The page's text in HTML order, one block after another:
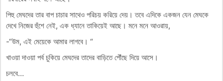
পিহু মেঘদের তার বাপ চাচার সাথেও পরিচয় করিয়ে দেয়। তবে এদিকে একজন যেন মেঘকে
দেখে নিজের হুঁশে নেই, এক ধ্যানে তাকিয়েই আছে। মনে মনে আওরায়,
-“উম, এই মেয়েকে আমার লাগবে। “
খাওয়া দাওয়া পর্ব চুকিয়ে মেঘদের তাদের বাড়িতে পৌঁছে দিয়ে আসে।
চলবে…